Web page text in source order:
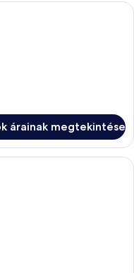
szoba két ágyjal, egy
árainak megtekintése